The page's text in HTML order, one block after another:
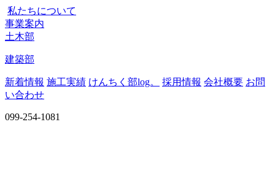
私たちについて
事業案内
土木部
建築部
新着情報 施工実績 けんちく部log。 採用情報 会社概要 お問
い合わせ
099-254-1081